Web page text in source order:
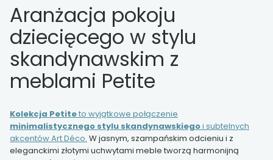
Aranżacja pokoju
dziecięcego w stylu
skandynawskim z
meblami Petite
Kolekcja Petiteto wyjątkowe połączenie
minimalistycznego stylu skandynawskiegoi subtelnych
akcentów Art Déco. W jasnym, szampańskim odcieniu i z
eleganckimi złotymi uchwytami meble tworzą harmonijną